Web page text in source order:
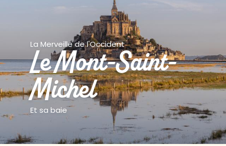
La Merveille de l'Occident
Le Mont-Saint-
Michel
Et sa baie